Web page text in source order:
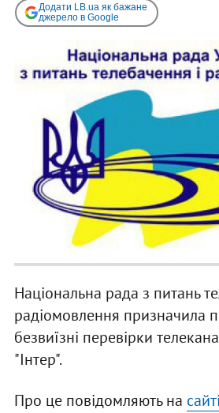
Додати LB.ua як бажане
джерело в Google
Національна рада з питань
радіомовлення призначила
безвиїзні перевірки
"Інтер".
Про це повідомляють на